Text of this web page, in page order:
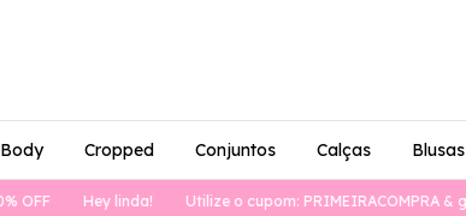
Body Cropped Conjuntos Calças Blusas
Hey linda! Utilize o cupom: PRIMEIRACOMPRA & ganhe